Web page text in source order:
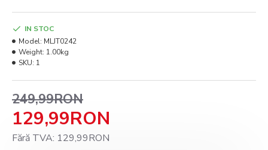
129,99RON
249,99RON
Fără TVA: 129,99RON
IN STOC
Model: MLJT0242
Weight: 1.00kg
SKU: 1